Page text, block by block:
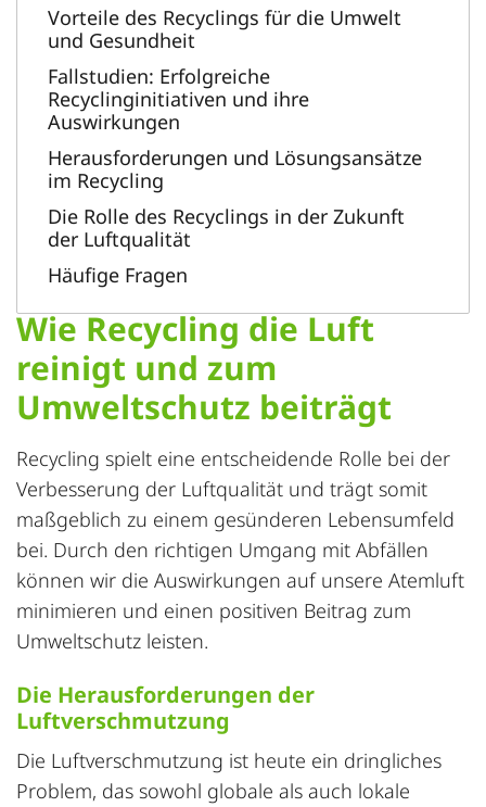
Vorteile des Recyclings für die Umwelt
und Gesundheit
Fallstudien: Erfolgreiche
Recyclinginitiativen und ihre
Auswirkungen
Herausforderungen und Lösungsansätze
im Recycling
Die Rolle des Recyclings in der Zukunft
der Luftqualität
Häufige Fragen
Wie Recycling die Luft
reinigt und zum
Umweltschutz beiträgt
Recycling spielt eine entscheidende Rolle bei der
Verbesserung der Luftqualität und trägt somit
maßgeblich zu einem gesünderen Lebensumfeld
bei. Durch den richtigen Umgang mit Abfällen
können wir die Auswirkungen auf unsere Atemluft
minimieren und einen positiven Beitrag zum
Umweltschutz leisten.
Die Herausforderungen der
Luftverschmutzung
Die Luftverschmutzung ist heute ein dringliches
Problem, das sowohl globale als auch lokale